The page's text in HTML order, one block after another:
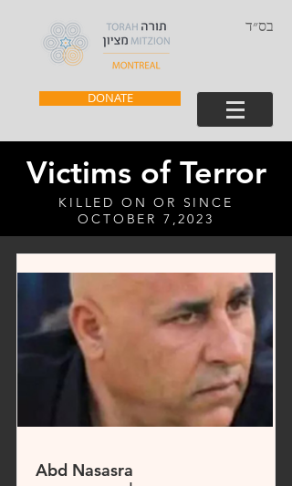
בס״ד
DONATE
Victims of Terror
KILLED ON OR SINCE
OCTOBER 7,2023
Abd Nasasra